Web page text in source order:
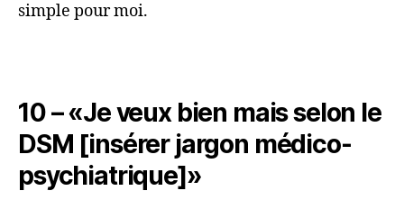
simple pour moi.
10 – «Je veux bien mais selon le
DSM [insérer jargon médico-
psychiatrique]»